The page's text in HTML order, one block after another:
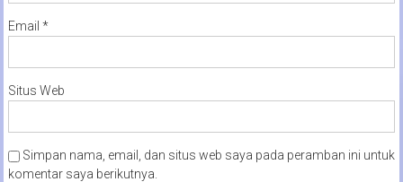
Email *
Situs Web
Simpan nama, email, dan situs web saya pada peramban ini untuk
komentar saya berikutnya.